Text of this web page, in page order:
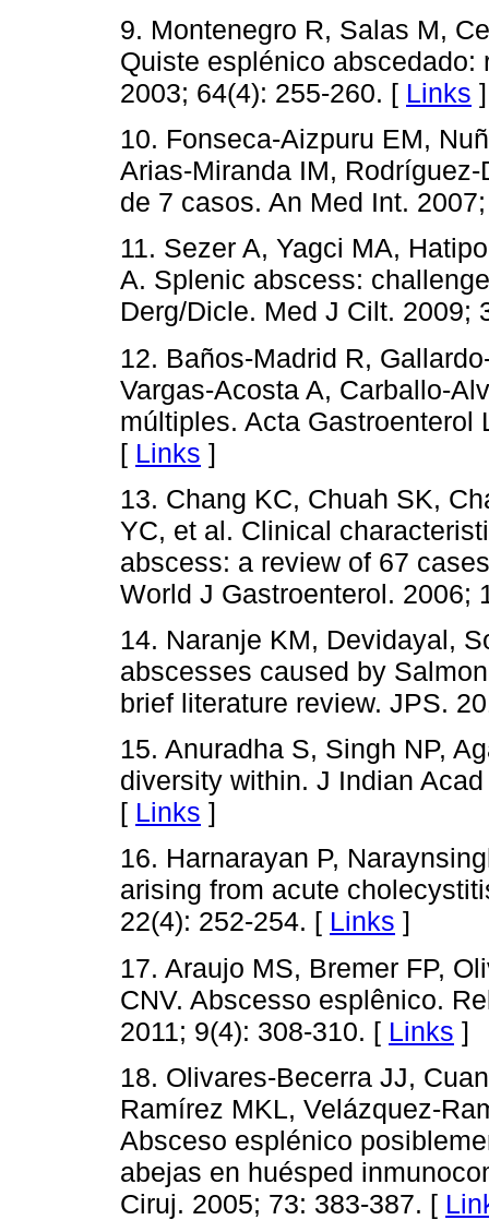
9. Montenegro R, Salas M,
Quiste esplénico abscedado:
2003; 64(4): 255-260. [ Links ]
10. Fonseca-Aizpuru EM,
Arias-Miranda IM,
de 7 casos. An Med Int.
11. Sezer A, Yagci MA,
A. Splenic abscess:
Derg/Dicle. Med J Cilt. 2009;
12. Baños-Madrid R,
Vargas-Acosta A, Carballo-
múltiples. Acta Gastroenterol
[ Links ]
13. Chang KC, Chuah SK,
YC, et al. Clinical
abscess: a review of 67
World J Gastroenterol. 2006;
14. Naranje KM, Devidayal,
abscesses caused by
brief literature review. JPS.
15. Anuradha S, Singh NP,
diversity within. J Indian
[ Links ]
16. Harnarayan P,
arising from acute
22(4): 252-254. [ Links ]
17. Araujo MS, Bremer FP,
CNV. Abscesso esplênico.
2011; 9(4): 308-310. [ Links ]
18. Olivares-Becerra JJ,
Ramírez MKL, Velázquez-
Absceso esplénico
abejas en huésped
Ciruj. 2005; 73: 383-387. [